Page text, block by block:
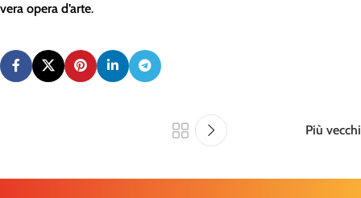
vera opera d’arte.
Più vecchi